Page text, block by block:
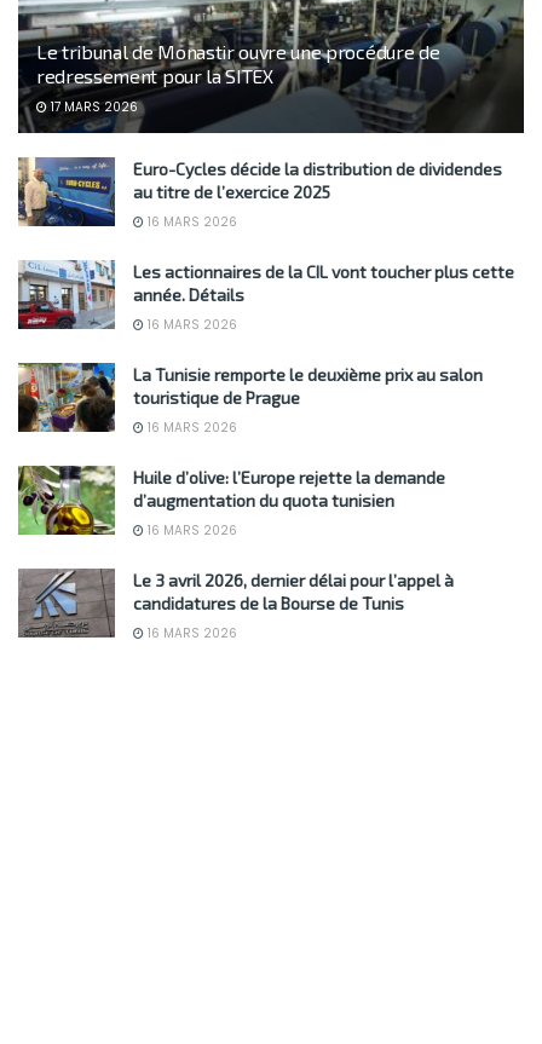
Le tribunal de Monastir ouvre une procédure de
redressement pour la SITEX
17 MARS 2026
Euro-Cycles décide la distribution de dividendes
au titre de l’exercice 2025
16 MARS 2026
Les actionnaires de la CIL vont toucher plus cette
année. Détails
16 MARS 2026
La Tunisie remporte le deuxième prix au salon
touristique de Prague
16 MARS 2026
Huile d’olive: l’Europe rejette la demande
d’augmentation du quota tunisien
16 MARS 2026
Le 3 avril 2026, dernier délai pour l’appel à
candidatures de la Bourse de Tunis
16 MARS 2026